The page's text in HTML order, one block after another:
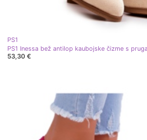
PS1
PS1 Inessa bež antilop kaubojske čizme s
53,30 €